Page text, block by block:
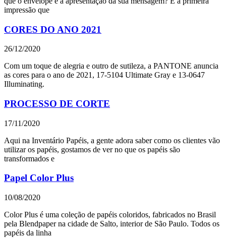
impressão que
CORES DO ANO 2021
26/12/2020
Com um toque de alegria e outro de sutileza, a PANTONE anuncia
as cores para o ano de 2021, 17-5104 Ultimate Gray e 13-0647
Illuminating.
PROCESSO DE CORTE
17/11/2020
Aqui na Inventário Papéis, a gente adora saber como os clientes vão
utilizar os papéis, gostamos de ver no que os papéis são
transformados e
Papel Color Plus
10/08/2020
Color Plus é uma coleção de papéis coloridos, fabricados no Brasil
pela Blendpaper na cidade de Salto, interior de São Paulo. Todos os
papéis da linha